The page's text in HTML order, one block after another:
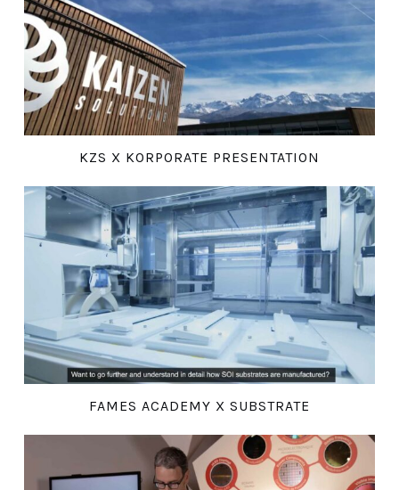
KZS X KORPORATE PRESENTATION
FAMES ACADEMY X SUBSTRATE